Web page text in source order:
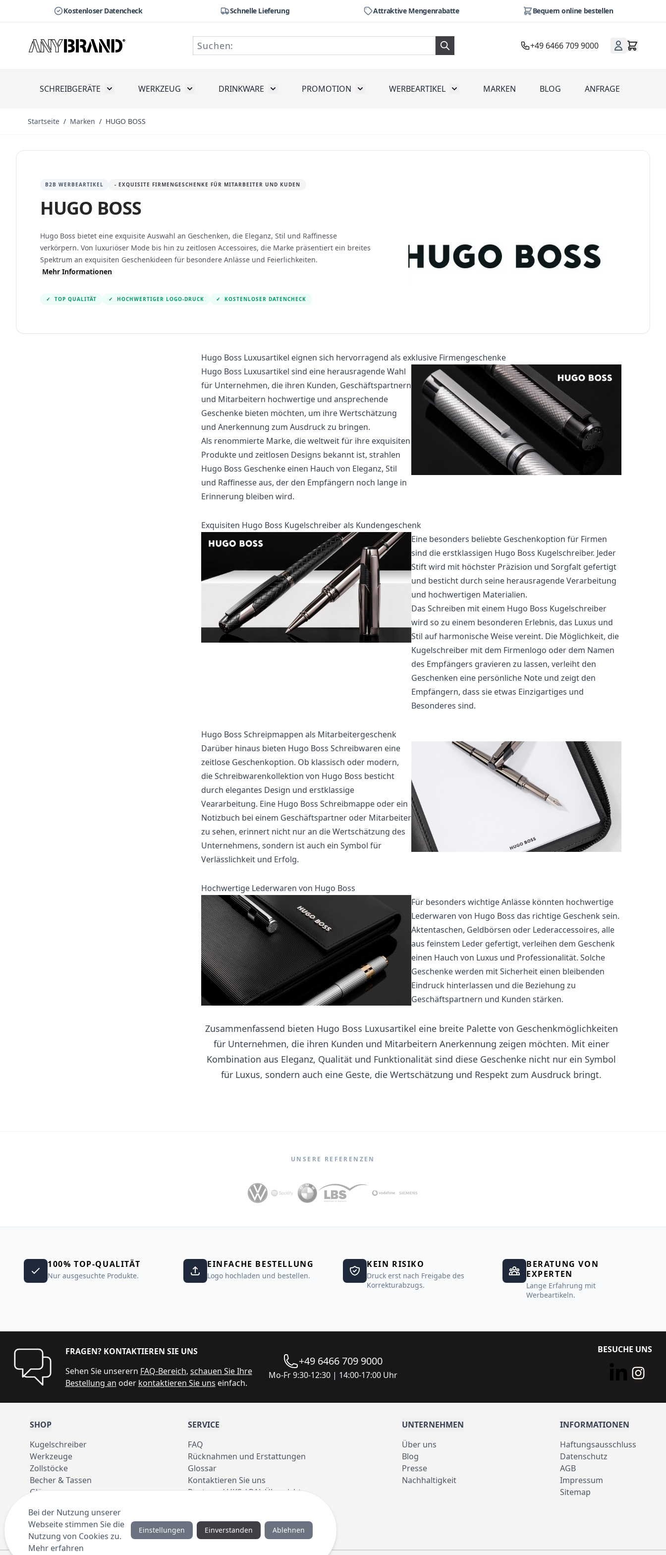
Kostenloser Datencheck Schnelle Lieferung Attraktive Mengenrabatte Bequem online bestellen
+49 6466 709 9000
SCHREIBGERÄTE Toggle submenu for Schreibgeräte
WERKZEUG Toggle submenu for Werkzeug
DRINKWARE Toggle submenu for Drinkware
PROMOTION Toggle submenu for Promotion
WERBEARTIKEL Toggle submenu for Werbeartikel
MARKEN BLOG ANFRAGE
Startseite / Marken / HUGO BOSS
B2B WERBEARTIKEL - EXQUISITE FIRMENGESCHENKE FÜR MITARBEITER UND KUDEN
HUGO BOSS
Hugo Boss bietet eine exquisite Auswahl an Geschenken, die Eleganz, Stil und Raffinesse
verkörpern. Von luxuriöser Mode bis hin zu zeitlosen Accessoires, die Marke präsentiert ein breites
Spektrum an exquisiten Geschenkideen für besondere Anlässe und Feierlichkeiten.
Mehr Informationen
✓ TOP QUALITÄT ✓ HOCHWERTIGER LOGO-DRUCK ✓ KOSTENLOSER DATENCHECK
Hugo Boss Luxusartikel eignen sich hervorragend als exklusive Firmengeschenke
Hugo Boss Luxusartikel sind eine herausragende Wahl
für Unternehmen, die ihren Kunden, Geschäftspartnern
und Mitarbeitern hochwertige und ansprechende
Geschenke bieten möchten, um ihre Wertschätzung
und Anerkennung zum Ausdruck zu bringen.
Als renommierte Marke, die weltweit für ihre exquisiten
Produkte und zeitlosen Designs bekannt ist, strahlen
Hugo Boss Geschenke einen Hauch von Eleganz, Stil
und Raffinesse aus, der den Empfängern noch lange in
Erinnerung bleiben wird.
Exquisiten Hugo Boss Kugelschreiber als Kundengeschenk
Eine besonders beliebte Geschenkoption für Firmen
sind die erstklassigen Hugo Boss Kugelschreiber. Jeder
Stiftwird mit höchster Präzision und Sorgfalt gefertigt
und besticht durch seine herausragende Verarbeitung
und hochwertigen Materialien.
Das Schreiben mit einem Hugo Boss Kugelschreiber
wird so zu einem besonderen Erlebnis, das Luxus und
Stil auf harmonische Weise vereint. Die Möglichkeit, die
Kugelschreiber mit dem Firmenlogo oder dem Namen
des Empfängers gravieren zu lassen, verleiht den
Geschenken eine persönliche Note und zeigt den
Empfängern, dass sie etwas Einzigartiges und
Besonderes sind.
Hugo Boss Schreipmappen als Mitarbeitergeschenk
Darüber hinaus bieten Hugo Boss Schreibwaren eine
zeitlose Geschenkoption. Ob klassisch oder modern,
die Schreibwarenkollektion von Hugo Boss besticht
durch elegantes Design und erstklassige
Veararbeitung. Eine Hugo Boss Schreibmappe oder ein
Notizbuch bei einem Geschäftspartner oder Mitarbeiter
zu sehen, erinnert nicht nur an die Wertschätzung des
Unternehmens, sondern ist auch ein Symbol für
Verlässlichkeit und Erfolg.
Hochwertige Lederwaren von Hugo Boss
Für besonders wichtige Anlässe könnten hochwertige
Lederwaren von Hugo Boss das richtige Geschenk sein.
Aktentaschen, Geldbörsen oder Lederaccessoires, alle
aus feinstem Leder gefertigt, verleihen dem Geschenk
einen Hauch von Luxus und Professionalität. Solche
Geschenke werden mit Sicherheit einen bleibenden
Eindruck hinterlassen und die Beziehung zu
Geschäftspartnern und Kunden stärken.
Zusammenfassend bieten Hugo Boss Luxusartikel eine breite Palette von Geschenkmöglichkeiten
für Unternehmen, die ihren Kunden und Mitarbeitern Anerkennung zeigen möchten. Mit einer
Kombination aus Eleganz, Qualität und Funktionalität sind diese Geschenke nicht nur ein Symbol
für Luxus, sondern auch eine Geste, die Wertschätzung und Respekt zum Ausdruck bringt.
UNSERE REFERENZEN
100% TOP-QUALITÄT
Nur ausgesuchte Produkte.
EINFACHE BESTELLUNG
Logo hochladen und bestellen.
KEIN RISIKO
Druck erst nach Freigabe des
Korrekturabzugs.
BERATUNG VON
EXPERTEN
Lange Erfahrung mit
Werbeartikeln.
FRAGEN? KONTAKTIEREN SIE UNS
Sehen Sie unserern FAQ-Bereich, schauen Sie Ihre
Bestellung an oder kontaktieren Sie uns einfach.
+49 6466 709 9000
Mo-Fr 9:30-12:30 | 14:00-17:00 Uhr
BESUCHE UNS
SHOP
Kugelschreiber
Werkzeuge
Zollstöcke
Becher & Tassen
Gläser
Regenschirme
SERVICE
FAQ
Rücknahmen und Erstattungen
Glossar
Kontaktieren Sie uns
Pantone / HKS / RAL Übersicht
UNTERNEHMEN
Über uns
Blog
Presse
Nachhaltigkeit
INFORMATIONEN
Haftungsausschluss
Datenschutz
AGB
Impressum
Sitemap
Bei der Nutzung unserer
Webseite stimmen Sie die
Nutzung von Cookies zu.
Mehr erfahren
Einstellungen Einverstanden Ablehnen